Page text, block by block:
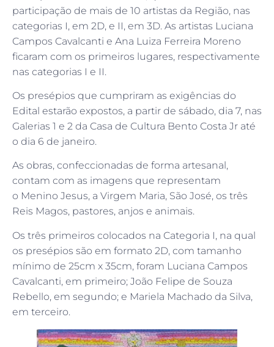
participação de mais de 10 artistas da Região, nas
categorias I, em 2D, e II, em 3D. As artistas Luciana
Campos Cavalcanti e Ana Luiza Ferreira Moreno
ficaram com os primeiros lugares, respectivamente
nas categorias I e II.
Os presépios que cumpriram as exigências do
Edital estarão expostos, a partir de sábado, dia 7, nas
Galerias 1 e 2 da Casa de Cultura Bento Costa Jr até
o dia 6 de janeiro.
As obras, confeccionadas de forma artesanal,
contam com as imagens que representam
o Menino Jesus, a Virgem Maria, São José, os três
Reis Magos, pastores, anjos e animais.
Os três primeiros colocados na Categoria I, na qual
os presépios são em formato 2D, com tamanho
mínimo de 25cm x 35cm, foram Luciana Campos
Cavalcanti, em primeiro; João Felipe de Souza
Rebello, em segundo; e Mariela Machado da Silva,
em terceiro.